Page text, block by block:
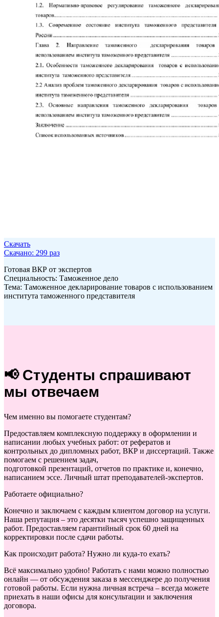
Скачать
Скачано: 299 раз
Готовая ВКР от экспертов
Специальность: Таможенное дело
Тема: Таможенное декларирование товаров с использованием
института таможенного представителя
📢 Студенты спрашивают
мы отвечаем
Чем именно вы помогаете студентам?
Предоставляем комплексную поддержку в оформлении и
написании любых учебных работ: от рефератов и
контрольных до дипломных работ, ВКР и диссертаций. Также
помогаем с решением задач,
подготовкой презентаций, отчетов по практике и, конечно,
написанием эссе. Личный штат преподавателей-экспертов.
Работаете официально?
Конечно и заключаем с каждым клиентом договор на услуги.
Наша репутация – это десятки тысяч успешно защищенных
работ. Предоставляем гарантийный срок 60 дней на
корректировки после сдачи работы.
Как происходит работа? Нужно ли куда-то ехать?
Всё максимально удобно! Работать с нами можно полностью
онлайн — от обсуждения заказа в мессенджере до получения
готовой работы. Если нужна личная встреча – всегда можете
приехать в наши офисы для консультации и заключения
договора.